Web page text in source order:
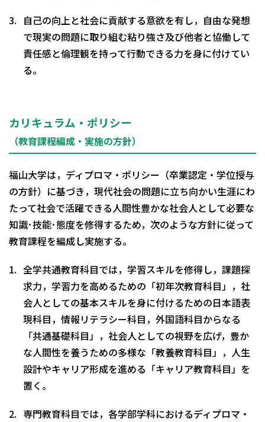
自己の向上と社会に貢献する意欲を有し，自由な発想
で現実の問題に取り組む粘り強さ及び他者と協働して
責任感と倫理観を持って行動できる力を身に付けてい
る。
カリキュラム・ポリシー
（教育課程編成・実施の方針）
福山大学は，ディプロマ・ポリシー（卒業認定・学位授与
の方針）に基づき，現代社会の問題に立ち向かい生涯にわ
たって社会で活躍できる人間性豊かな社会人として必要な
知識･技能･態度を修得するため，次のような方針に従って
教育課程を編成し実施する。
全学共通教育科目では，学習スキルを修得し，課題探
求力，学習力を高めるための「初年次教育科目」，社
会人としての基本スキルを身に付けるための日本語表
現科目，情報リテラシー科目，外国語科目からなる
「共通基礎科目」，社会人としての視野を広げ，豊か
な人間性を養うための多様な「教養教育科目」，人生
設計やキャリア形成を進める「キャリア教育科目」を
置く。
専門教育科目では，各学部学科におけるディプロマ・